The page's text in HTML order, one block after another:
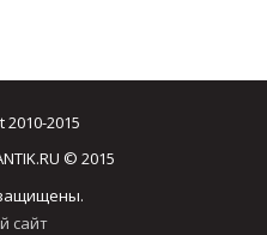
2015
© 2015
сайт